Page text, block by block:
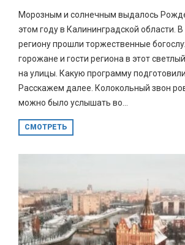
Морозным и солнечным выдалось
этом году в Калининградской области.
региону прошли торжественные
горожане и гости региона в этот
на улицы. Какую программу
Расскажем далее. Колокольный звон
можно было услышать во...
СМОТРЕТЬ